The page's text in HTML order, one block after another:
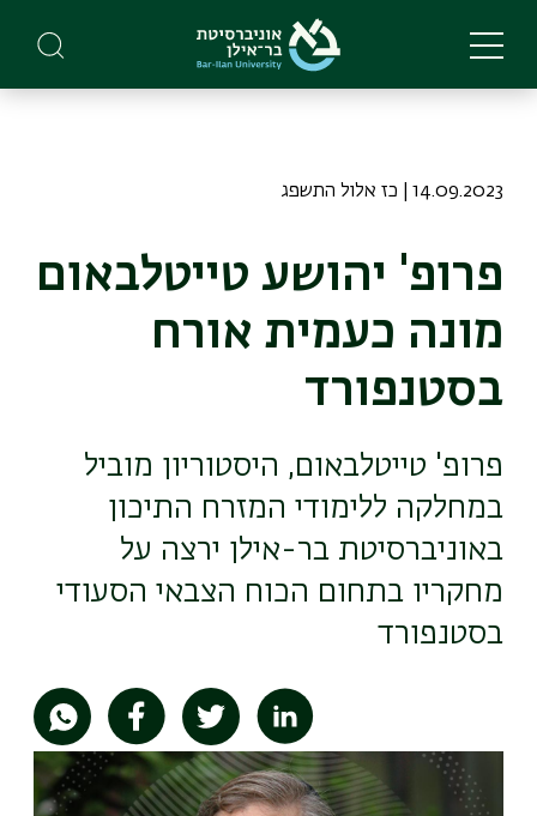
main
14.09.2023 | כז אלול התשפג
פרופ' יהושע טייטלבאום
מונה כעמית אורח
בסטנפורד
פרופ' טייטלבאום, היסטוריון מוביל
במחלקה ללימודי המזרח התיכון
באוניברסיטת בר-אילן ירצה על
מחקריו בתחום הכוח הצבאי הסעודי
בסטנפורד
תמונה